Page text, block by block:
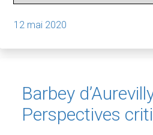
12 mai 2020
Barbey
Perspectives